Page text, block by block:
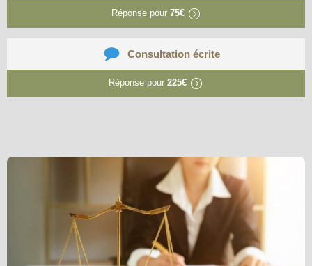
Réponse pour 75€
Consultation écrite
Réponse pour 225€